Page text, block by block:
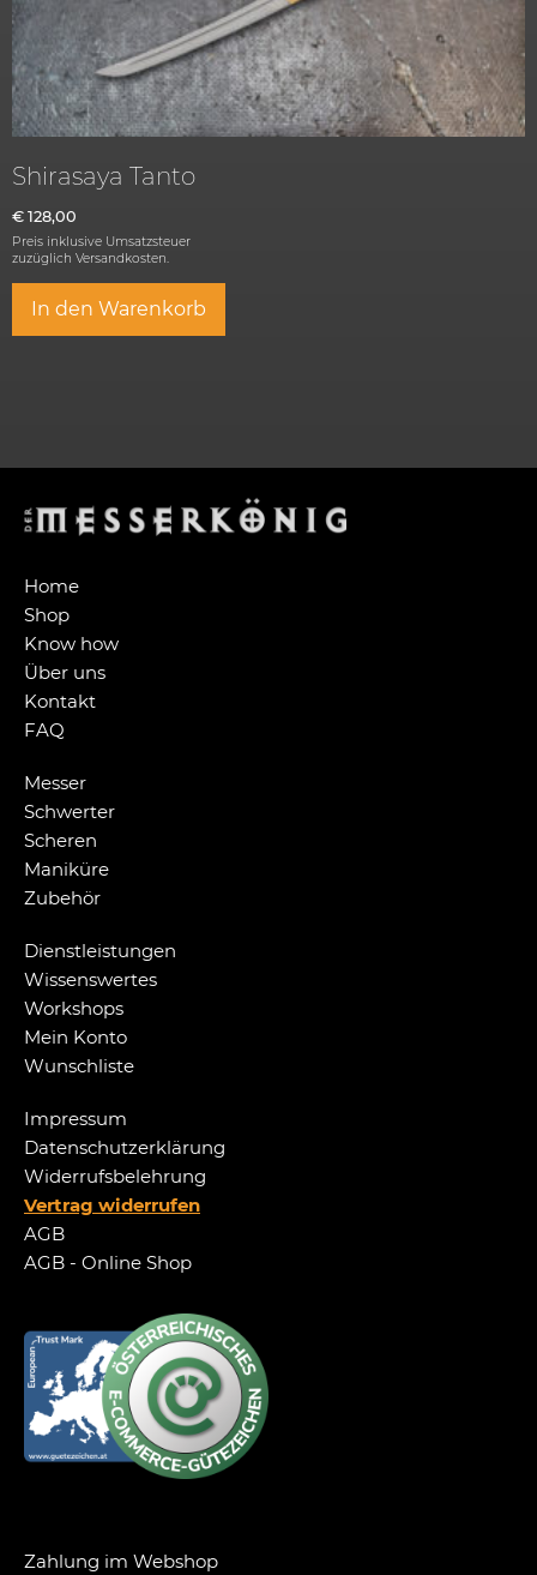
Shirasaya Tanto
€ 128,00
Preis inklusive Umsatzsteuer
zuzüglich Versandkosten.
In den Warenkorb
Home
Shop
Know how
Über uns
Kontakt
FAQ
Messer
Schwerter
Scheren
Maniküre
Zubehör
Dienstleistungen
Wissenswertes
Workshops
Mein Konto
Wunschliste
Impressum
Datenschutzerklärung
Widerrufsbelehrung
Vertrag widerrufen
AGB
AGB - Online Shop
Zahlung im Webshop